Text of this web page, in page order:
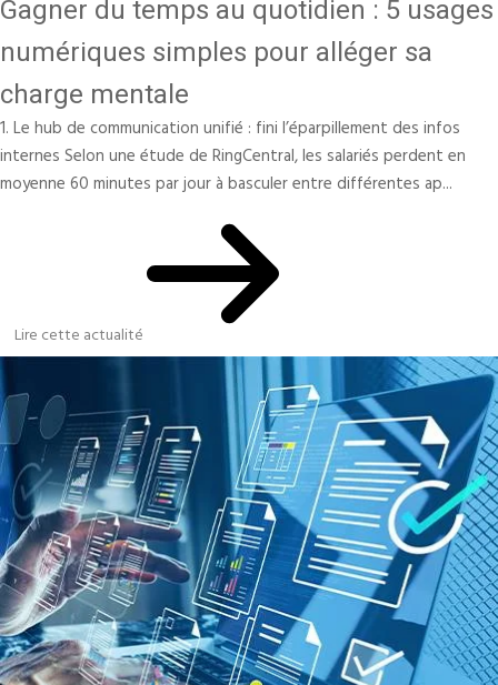
Gagner du temps au quotidien : 5 usages
numériques simples pour alléger sa
charge mentale
1. Le hub de communication unifié : fini l’éparpillement des infos
internes Selon une étude de RingCentral, les salariés perdent en
moyenne 60 minutes par jour à basculer entre différentes ap...
Lire cette actualité